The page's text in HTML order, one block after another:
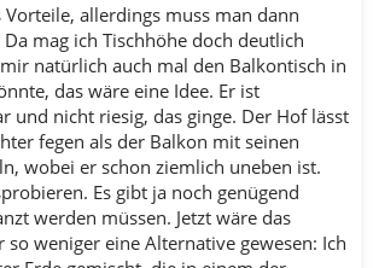
Vorteile, allerdings muss man dann
mag ich Tischhöhe doch deutlich
natürlich auch mal den Balkontisch in
das wäre eine Idee. Er ist
und nicht riesig, das ginge. Der Hof lässt
fegen als der Balkon mit seinen
wobei er schon ziemlich uneben ist.
Es gibt ja noch genügend
werden müssen. Jetzt wäre das
so weniger eine Alternative gewesen: Ich